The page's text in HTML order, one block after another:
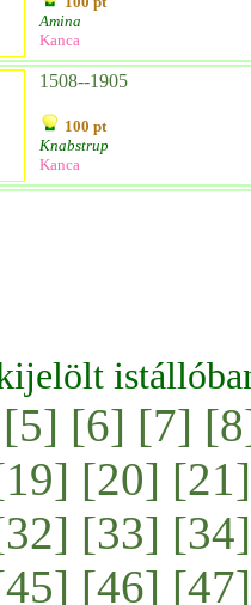
Amina
Kanca
1508--1905
100 pt
Knabstrup
Kanca
[5] [6] [7]
[20] [21]
[33] [34]
[46] [47]